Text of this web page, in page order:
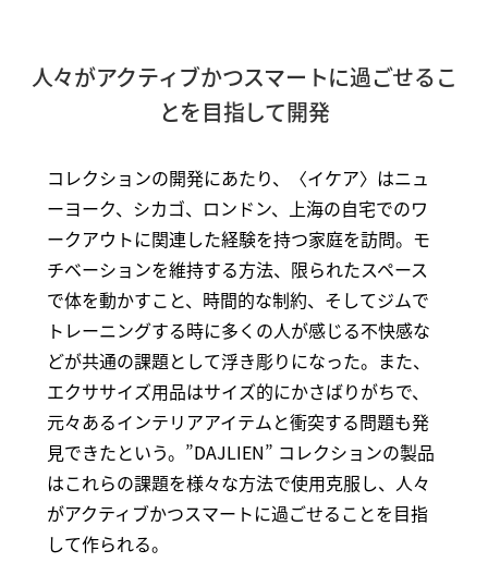
人々がアクティブかつスマートに過ごせるこ
とを目指して開発
コレクションの開発にあたり、〈イケア〉はニュ
ーヨーク、シカゴ、ロンドン、上海の自宅でのワ
ークアウトに関連した経験を持つ家庭を訪問。モ
チベーションを維持する方法、限られたスペース
で体を動かすこと、時間的な制約、そしてジムで
トレーニングする時に多くの人が感じる不快感な
どが共通の課題として浮き彫りになった。また、
エクササイズ用品はサイズ的にかさばりがちで、
元々あるインテリアアイテムと衝突する問題も発
見できたという。”DAJLIEN” コレクションの製品
はこれらの課題を様々な方法で使用克服し、人々
がアクティブかつスマートに過ごせることを目指
して作られる。